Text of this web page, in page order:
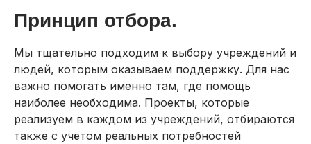
Принцип отбора.
Мы тщательно подходим к выбору учреждений и
людей, которым оказываем поддержку. Для нас
важно помогать именно там, где помощь
наиболее необходима. Проекты, которые
реализуем в каждом из учреждений, отбираются
также с учётом реальных потребностей